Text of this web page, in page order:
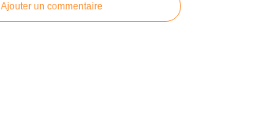
Ajouter un commentaire